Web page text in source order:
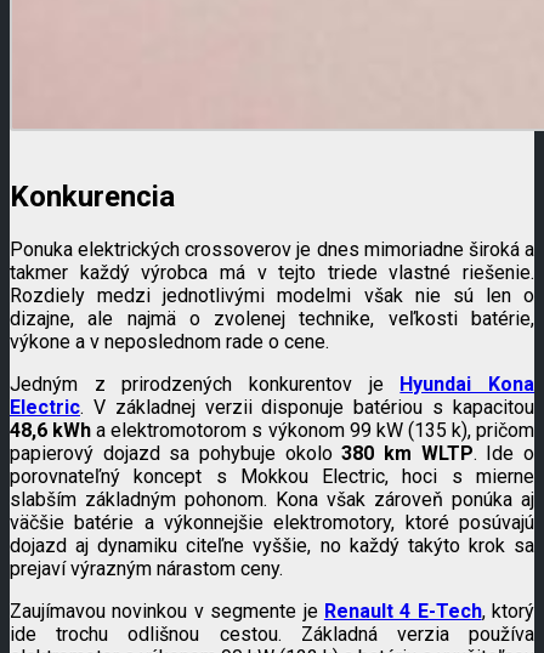
Konkurencia
Ponuka elektrických crossoverov je dnes mimoriadne široká a
takmer každý výrobca má v tejto triede vlastné riešenie.
Rozdiely medzi jednotlivými modelmi však nie sú len o
dizajne, ale najmä o zvolenej technike, veľkosti batérie,
výkone a v neposlednom rade o cene.
Jedným z prirodzených konkurentov je Hyundai Kona
Electric. V základnej verzii disponuje batériou s kapacitou
48,6 kWh a elektromotorom s výkonom 99 kW (135 k), pričom
papierový dojazd sa pohybuje okolo380 km WLTP. Ide o
porovnateľný koncept s Mokkou Electric, hoci s mierne
slabším základným pohonom. Kona však zároveň ponúka aj
väčšie batérie a výkonnejšie elektromotory, ktoré posúvajú
dojazd aj dynamiku citeľne vyššie, no každý takýto krok sa
prejaví výrazným nárastom ceny.
Zaujímavou novinkou v segmente je Renault 4 E-Tech, ktorý
ide trochu odlišnou cestou. Základná verzia používa